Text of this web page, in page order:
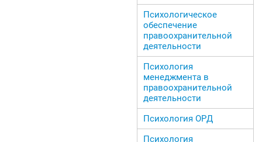
Психологическое
обеспечение
правоохранительной
деятельности
Психология
менеджмента в
правоохранительной
деятельности
Психология ОРД
Психология